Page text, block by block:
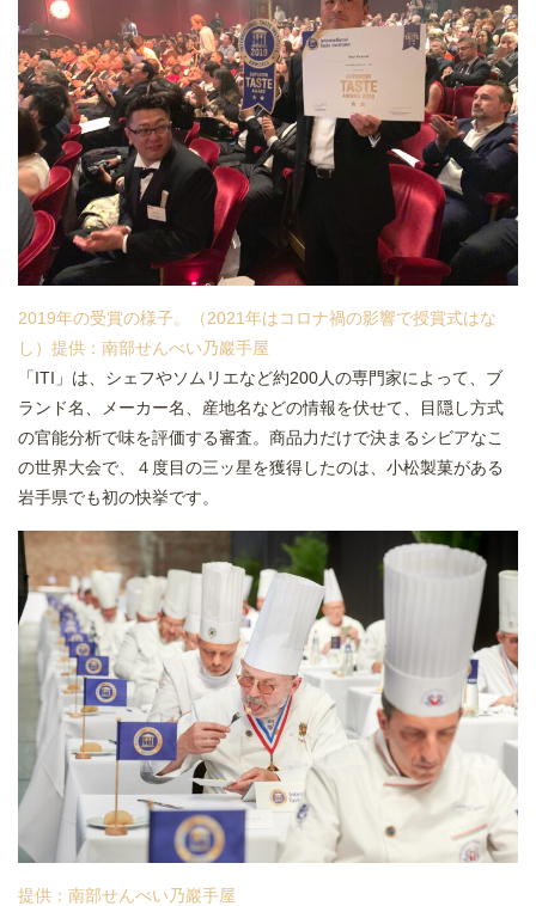
2019年の受賞の様子。（2021年はコロナ禍の影響で授賞式はな
し）提供：南部せんべい乃巖手屋
「ITI」は、シェフやソムリエなど約200人の専門家によって、ブ
ランド名、メーカー名、産地名などの情報を伏せて、目隠し方式
の官能分析で味を評価する審査。商品力だけで決まるシビアなこ
の世界大会で、４度目の三ッ星を獲得したのは、小松製菓がある
岩手県でも初の快挙です。
提供：南部せんべい乃巖手屋